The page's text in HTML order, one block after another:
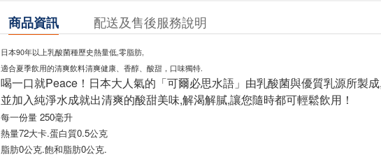
商品資訊 配送及售後服務說明
日本90年以上乳酸菌種歷史熱量低,零脂肪,
適合夏季飲用的清爽飲料清爽健康、香醇、酸甜，口味獨特.
喝一口就Peace！日本大人氣的「可爾必思水語」由乳酸菌與優質乳源所製
並加入純淨水成就出清爽的酸甜美味,解渴解膩,讓您隨時都可輕鬆飲用！
每一份量 250毫升
熱量72大卡.蛋白質0.5公克
脂肪0公克.飽和脂肪0公克.